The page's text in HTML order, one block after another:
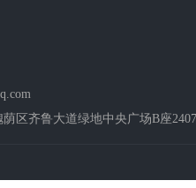
区齐鲁大道绿地中央广场B座